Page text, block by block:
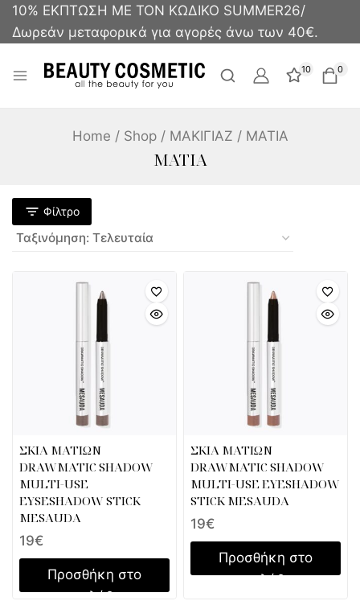
10% ΕΚΠΤΩΣΗ ΜΕ ΤΟΝ ΚΩΔΙΚΟ SUMMER26/
Δωρεάν μεταφορικά για αγορές άνω των 40€.
10 0
Home / Shop / ΜΑΚΙΓΙΑΖ / ΜΑΤΙΑ
ΜΑΤΙΑ
Φίλτρο
ΣΚΙΑ ΜΑΤΙΩΝ
DRAWMATIC SHADOW
MULTI-USE
EYSESHADOW STICK
MESAUDA
19€
Προσθήκη στο
καλάθι
ΣΚΙΑ ΜΑΤΙΩΝ
DRAWMATIC SHADOW
MULTI-USE EYESHADOW
STICK MESAUDA
19€
Προσθήκη στο
καλάθι